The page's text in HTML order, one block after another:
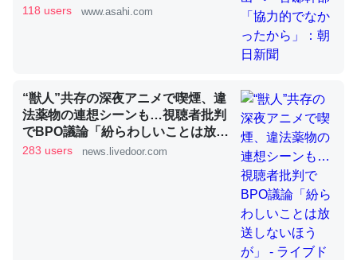
─ニュース :: 【研究発表】昆虫学の大問題＝「昆虫はなぜ海にいな
これを元に考えるとカルシウムを大量に使う脊椎動物と貝
類は苦労してるんだな…。腹足類だと殻を無くしてナメク
─ニュース :: 【研究発表】昆虫学の大問題＝「昆虫はなぜ海にいな
118 users www.asahi.com
“獣人”共存の深夜アニメで喫煙、違
法薬物の連想シーンも…視聴者批判
でBPO議論「紛らわしいことは放送
しないほうが」 - ライブドアニュー
283 users news.livedoor.com